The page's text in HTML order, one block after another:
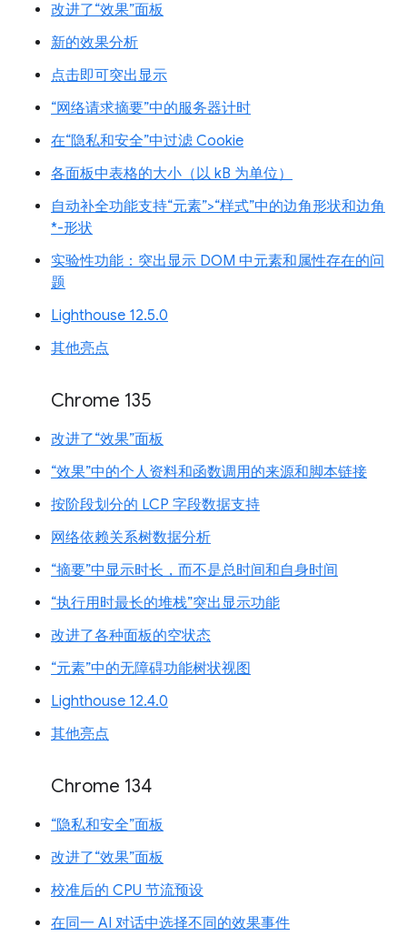
改进了“效果”面板
新的效果分析
点击即可突出显示
“网络请求摘要”中的服务器计时
在“隐私和安全”中过滤 Cookie
各面板中表格的大小（以 kB 为单位）
自动补全功能支持“元素”>“样式”中的边角形状和边角
*-形状
实验性功能：突出显示 DOM 中元素和属性存在的问
题
Lighthouse 12.5.0
其他亮点
Chrome 135
改进了“效果”面板
“效果”中的个人资料和函数调用的来源和脚本链接
按阶段划分的 LCP 字段数据支持
网络依赖关系树数据分析
“摘要”中显示时长，而不是总时间和自身时间
“执行用时最长的堆栈”突出显示功能
改进了各种面板的空状态
“元素”中的无障碍功能树状视图
Lighthouse 12.4.0
其他亮点
Chrome 134
“隐私和安全”面板
改进了“效果”面板
校准后的 CPU 节流预设
在同一 AI 对话中选择不同的效果事件